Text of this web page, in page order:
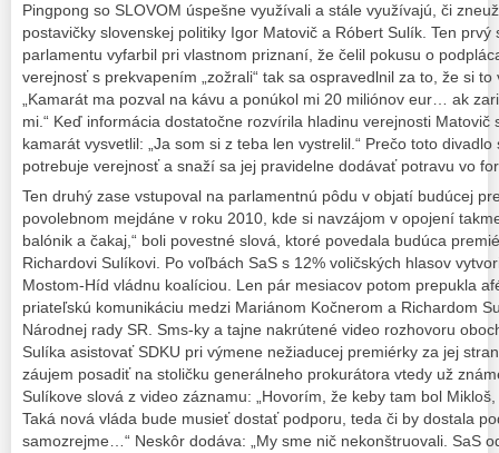
Pingpong so SLOVOM úspešne využívali a stále využívajú, či
postavičky slovenskej politiky Igor Matovič a Róbert Sulík. Ten
parlamentu vyfarbil pri vlastnom priznaní, že čelil pokusu o
verejnosť s prekvapením „zožrali“ tak sa ospravedlnil za to, že si
„Kamarát ma pozval na kávu a ponúkol mi 20 miliónov eur… ak
mi.“ Keď informácia dostatočne rozvírila hladinu verejnosti Matovič
kamarát vysvetlil: „Ja som si z teba len vystrelil.“ Prečo toto
potrebuje verejnosť a snaží sa jej pravidelne dodávať potravu vo
Ten druhý zase vstupoval na parlamentnú pôdu v objatí budúcej
povolebnom mejdáne v roku 2010, kde si navzájom v opojení
balónik a čakaj,“ boli povestné slová, ktoré povedala budúca
Richardovi Sulíkovi. Po voľbách SaS s 12% voličských hlasov
Mostom-Híd vládnu koalíciou. Len pár mesiacov potom prepukla
priateľskú komunikáciu medzi Mariánom Kočnerom a Richardom
Národnej rady SR. Sms-ky a tajne nakrútené video rozhovoru
Sulíka asistovať SDKU pri výmene nežiaducej premiérky za jej
záujem posadiť na stoličku generálneho prokurátora vtedy už
Sulíkove slová z video záznamu: „Hovorím, že keby tam bol
Taká nová vláda bude musieť dostať podporu, teda či by dostala
samozrejme…“ Neskôr dodáva: „My sme nič nekonštruovali. SaS